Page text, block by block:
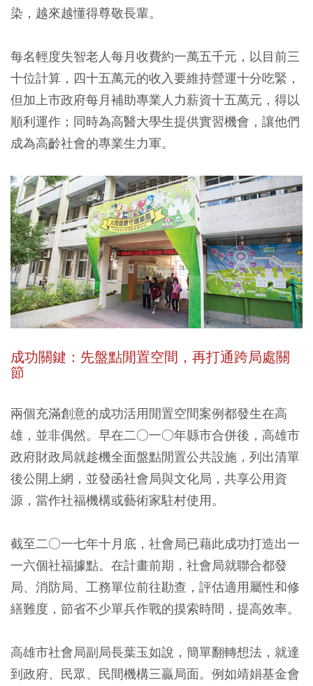
染，越來越懂得尊敬長輩。
每名輕度失智老人每月收費約一萬五千元，以目前三
十位計算，四十五萬元的收入要維持營運十分吃緊，
但加上市政府每月補助專業人力薪資十五萬元，得以
順利運作；同時為高醫大學生提供實習機會，讓他們
成為高齡社會的專業生力軍。
成功關鍵： 先盤點閒置空間，再打通跨局處關
節
兩個充滿創意的成功活用閒置空間案例都發生在高
雄，並非偶然。早在二○一○年縣市合併後，高雄市
政府財政局就趁機全面盤點閒置公共設施，列出清單
後公開上網，並發函社會局與文化局，共享公用資
源，當作社福機構或藝術家駐村使用。
截至二○一七年十月底，社會局已藉此成功打造出一
一六個社福據點。在計畫前期，社會局就聯合都發
局、消防局、工務單位前往勘查，評估適用屬性和修
繕難度，節省不少單兵作戰的摸索時間，提高效率。
高雄市社會局副局長葉玉如說，簡單翻轉想法，就達
到政府、民眾、民間機構三贏局面。例如靖娟基金會